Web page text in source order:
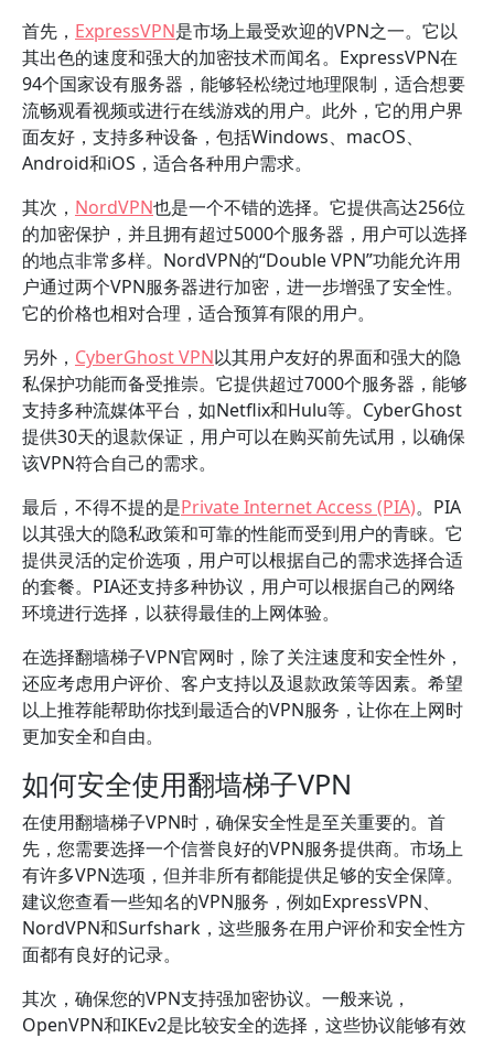
首先， ExpressVPN是市场上最受欢迎的VPN之一。它以
其出色的速度和强大的加密技术而闻名。ExpressVPN在
94个国家设有服务器，能够轻松绕过地理限制，适合想要
流畅观看视频或进行在线游戏的用户。此外，它的用户界
面友好，支持多种设备，包括Windows、macOS、
Android和iOS，适合各种用户需求。
其次， NordVPN也是一个不错的选择。它提供高达256位
的加密保护，并且拥有超过5000个服务器，用户可以选择
的地点非常多样。NordVPN的“Double VPN”功能允许用
户通过两个VPN服务器进行加密，进一步增强了安全性。
它的价格也相对合理，适合预算有限的用户。
另外， CyberGhost VPN以其用户友好的界面和强大的隐
私保护功能而备受推崇。它提供超过7000个服务器，能够
支持多种流媒体平台，如Netflix和Hulu等。CyberGhost
提供30天的退款保证，用户可以在购买前先试用，以确保
该VPN符合自己的需求。
最后，不得不提的是Private Internet Access (PIA)。PIA
以其强大的隐私政策和可靠的性能而受到用户的青睐。它
提供灵活的定价选项，用户可以根据自己的需求选择合适
的套餐。PIA还支持多种协议，用户可以根据自己的网络
环境进行选择，以获得最佳的上网体验。
在选择翻墙梯子VPN官网时，除了关注速度和安全性外，
还应考虑用户评价、客户支持以及退款政策等因素。希望
以上推荐能帮助你找到最适合的VPN服务，让你在上网时
更加安全和自由。
如何安全使用翻墙梯子VPN
在使用翻墙梯子VPN时，确保安全性是至关重要的。首
先，您需要选择一个信誉良好的VPN服务提供商。市场上
有许多VPN选项，但并非所有都能提供足够的安全保障。
建议您查看一些知名的VPN服务，例如ExpressVPN、
NordVPN和Surfshark，这些服务在用户评价和安全性方
面都有良好的记录。
其次，确保您的VPN支持强加密协议。一般来说，
OpenVPN和IKEv2是比较安全的选择，这些协议能够有效